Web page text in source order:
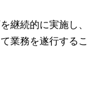
継続的に実施し、
業務を遂行するこ